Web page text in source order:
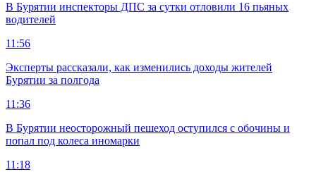
В Бурятии инспекторы ДПС за сутки отловили 16 пьяных
водителей
11:56
Эксперты рассказали, как изменились доходы жителей
Бурятии за полгода
11:36
В Бурятии неосторожный пешеход оступился с обочины и
попал под колеса иномарки
11:18